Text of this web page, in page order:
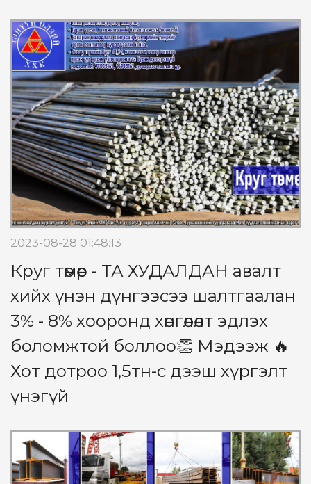
2023-08-28 01:48:13
Круг төмөр - ТА ХУДАЛДАН авалт
хийх үнэн дүнгээсээ шалтгаалан
3% - 8% хооронд хөнгөлөлт эдлэх
боломжтой боллоо👏 Мэдээж 🔥
Хот дотроо 1,5тн-с дээш хүргэлт
үнэгүй